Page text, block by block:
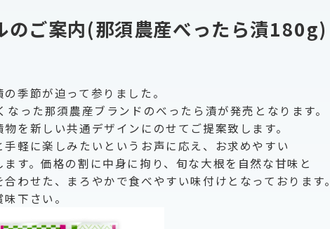
のご案内(那須農産べったら漬180g)
季節が迫って参りました。
った那須農産ブランドのべったら漬が発売となります。
を新しい共通デザインにのせてご提案致します。
軽に楽しみたいというお声に応え、お求めやすい
す。価格の割に中身に拘り、旬な大根を自然な甘味と
わせた、まろやかで食べやすい味付けとなっております。
下さい。